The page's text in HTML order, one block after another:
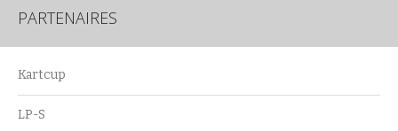
PARTENAIRES
Kartcup
LP-S